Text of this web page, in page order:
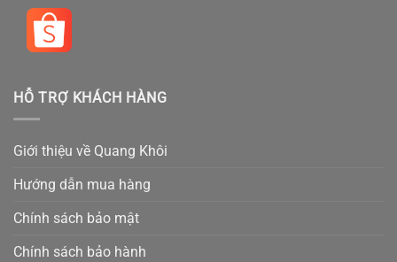
HỖ TRỢ KHÁCH HÀNG
Giới thiệu về Quang Khôi
Hướng dẫn mua hàng
Chính sách bảo mật
Chính sách bảo hành